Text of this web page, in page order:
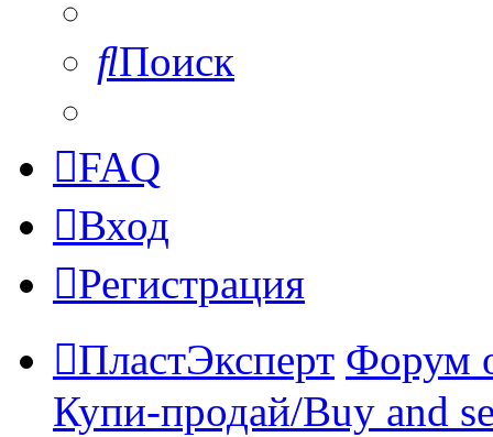
Поиск
FAQ
Вход
Регистрация
ПластЭксперт Форум
Купи-продай/Buy and